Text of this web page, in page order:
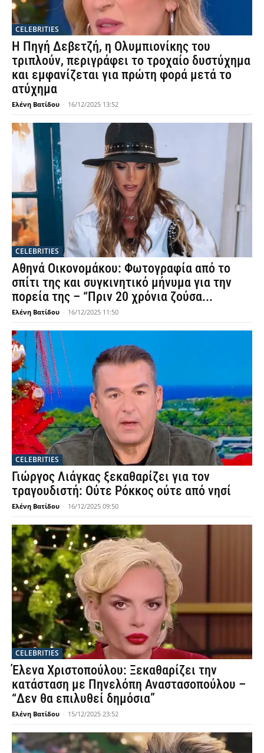
CELEBRITIES
Η Πηγή Δεβετζή, η Ολυμπιονίκης του
τριπλούν, περιγράφει το τροχαίο δυστύχημα
και εμφανίζεται για πρώτη φορά μετά το
ατύχημα
Ελένη Βατίδου - 16/12/2025 13:52
CELEBRITIES
Αθηνά Οικονομάκου: Φωτογραφία από το
σπίτι της και συγκινητικό μήνυμα για την
πορεία της – “Πριν 20 χρόνια ζούσα...
Ελένη Βατίδου - 16/12/2025 11:50
CELEBRITIES
Γιώργος Λιάγκας ξεκαθαρίζει για τον
τραγουδιστή: Ούτε Ρόκκος ούτε από νησί
Ελένη Βατίδου - 16/12/2025 09:50
CELEBRITIES
Έλενα Χριστοπούλου: Ξεκαθαρίζει την
κατάσταση με Πηνελόπη Αναστασοπούλου –
“Δεν θα επιλυθεί δημόσια”
Ελένη Βατίδου - 15/12/2025 23:52